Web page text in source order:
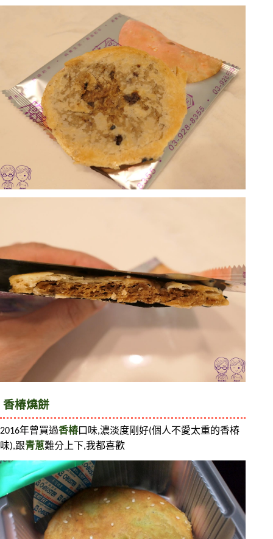
香椿燒餅
2016年曾買過香椿口味,濃淡度剛好(個人不愛太重的香椿
味),跟青蔥難分上下,我都喜歡